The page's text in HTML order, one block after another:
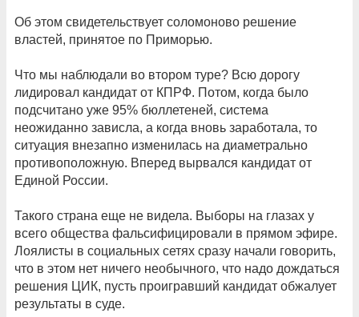
Об этом свидетельствует соломоново решение
властей, принятое по Приморью.
Что мы наблюдали во втором туре? Всю дорогу
лидировал кандидат от КПРФ. Потом, когда было
подсчитано уже 95% бюллетеней, система
неожиданно зависла, а когда вновь заработала, то
ситуация внезапно изменилась на диаметрально
противоположную. Вперед вырвался кандидат от
Единой России.
Такого страна еще не видела. Выборы на глазах у
всего общества фальсифицировали в прямом эфире.
Лоялисты в социальных сетях сразу начали говорить,
что в этом нет ничего необычного, что надо дождаться
решения ЦИК, пусть проигравший кандидат обжалует
результаты в суде.